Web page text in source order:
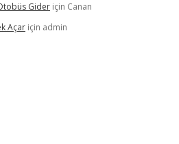
Gider için Canan
Açar için admin